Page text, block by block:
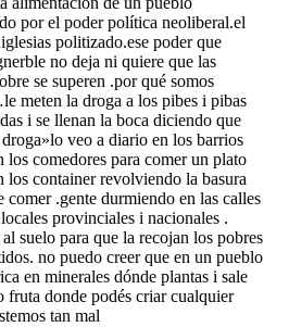
por el poder política neoliberal.el
politizado.ese poder que
no deja ni quiere que las
se superen .por qué somos
meten la droga a los pibes i pibas
i se llenan la boca diciendo que
veo a diario en los barrios
los comedores para comer un plato
los container revolviendo la basura
comer .gente durmiendo en las calles
provinciales i nacionales .
suelo para que la recojan los pobres
no puedo creer que en un pueblo
en minerales dónde plantas i sale
fruta donde podés criar cualquier
tan mal